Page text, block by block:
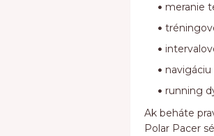
meranie
navigáciu
running
Ak beháte
Polar Pacer